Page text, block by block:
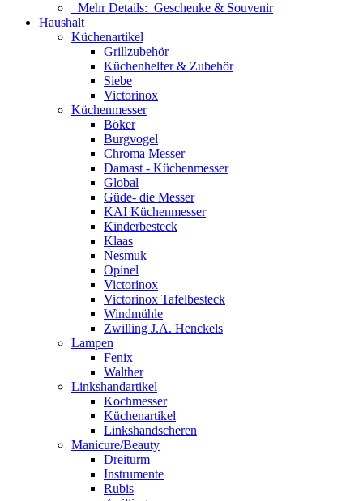
Mehr Details: Geschenke & Souvenir
Haushalt
Küchenartikel
Grillzubehör
Küchenhelfer & Zubehör
Siebe
Victorinox
Küchenmesser
Böker
Burgvogel
Chroma Messer
Damast - Küchenmesser
Global
Güde- die Messer
KAI Küchenmesser
Kinderbesteck
Klaas
Nesmuk
Opinel
Victorinox
Victorinox Tafelbesteck
Windmühle
Zwilling J.A. Henckels
Lampen
Fenix
Walther
Linkshandartikel
Kochmesser
Küchenartikel
Linkshandscheren
Manicure/Beauty
Dreiturm
Instrumente
Rubis